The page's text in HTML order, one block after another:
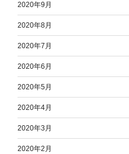
2020年9月
2020年8月
2020年7月
2020年6月
2020年5月
2020年4月
2020年3月
2020年2月